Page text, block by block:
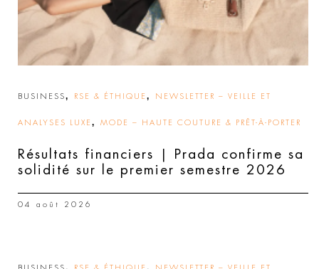
BUSINESS, RSE & ÉTHIQUE , NEWSLETTER – VEILLE ET
ANALYSES LUXE , MODE – HAUTE COUTURE & PRÊT-À-PORTER
Résultats financiers | Prada confirme sa
solidité sur le premier semestre 2026
04 août 2026